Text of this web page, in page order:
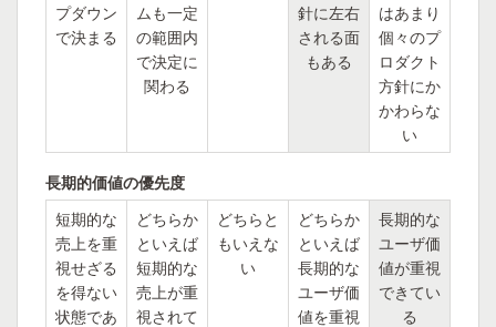
プダウン
で決まる
ムも一定
の範囲内
で決定に
関わる
針に左右
される面
もある
はあまり
個々のプ
ロダクト
方針にか
かわらな
い
長期的価値の優先度
短期的な
売上を重
視せざる
を得ない
状態であ
どちらか
といえば
短期的な
売上が重
視されて
どちらと
もいえな
い
どちらか
といえば
長期的な
ユーザ価
値を重視
長期的な
ユーザ価
値が重視
できてい
る